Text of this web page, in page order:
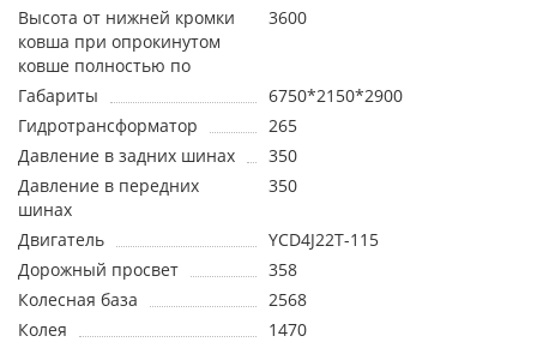
Высота от нижней кромки
ковша при опрокинутом
ковше полностью по
3600
Габариты
6750*2150*2900
Гидротрансформатор
265
Давление в задних шинах
350
Давление в передних
шинах
350
Двигатель
YCD4J22T-115
Дорожный просвет
358
Колесная база
2568
Колея
1470